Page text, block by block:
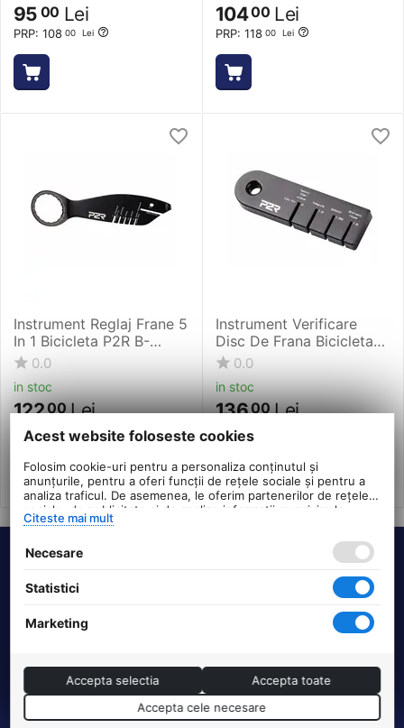
PRP: 108 00 Lei
95 00 Lei
PRP: 118 00 Lei
10400 Lei
Instrument Reglaj Frane 5
In 1 Bicicleta P2R B-
Multiman, Negru
0.0
in stoc
PRP: 139 Lei
12200 Lei
Instrument Verificare
Disc De Frana Bicicleta
P2R Rotorman
0.0
in stoc
PRP:
13600 Lei
DHS Bike Parts
Suport clienti
Comenzi si livrare
Acest website foloseste cookies
Folosim cookie-uri pentru a personaliza conținutul și
anunțurile, pentru a oferi funcții de rețele sociale și pentru a
analiza traficul. De asemenea, le oferim partenerilor de rețele
sociale, de publicitate și de analize informații cu privire la
modul în care folosiți site-ul nostru. Aceștia le pot combina cu
serviciilor lor.
Citeste mai mult
Necesare
Statistici
Marketing
Accepta cele necesare
Accepta selectia Accepta toate